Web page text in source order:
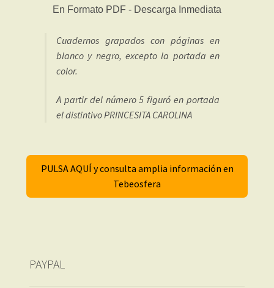
Cuadernos grapados con páginas en
blanco y negro, excepto la portada en
color.
A partir del número 5 figuró en portada
el distintivo PRINCESITA CAROLINA
PULSA AQUÍ y consulta amplia información en
Tebeosfera
PAYPAL